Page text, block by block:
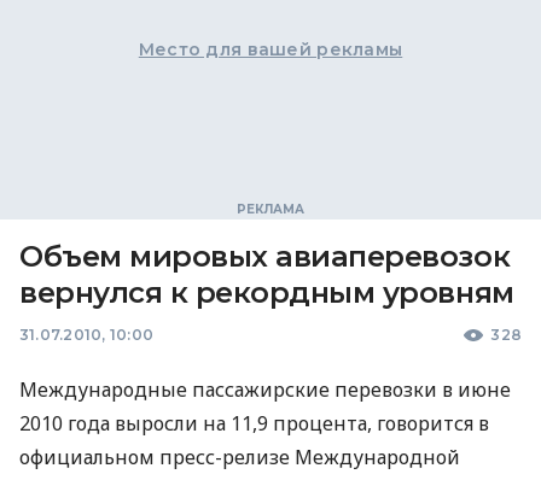
Место для вашей рекламы
Объем мировых авиаперевозок
вернулся к рекордным уровням
31.07.2010, 10:00 328
Международные пассажирские перевозки в июне
2010 года выросли на 11,9 процента, говорится в
официальном пресс-релизе Международной